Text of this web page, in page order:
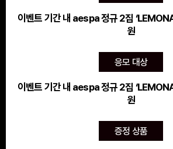
이벤트 기간 내 aespa 정규 2집
원
응모 대상
이벤트 기간 내 aespa 정규 2집
원
증정 상품